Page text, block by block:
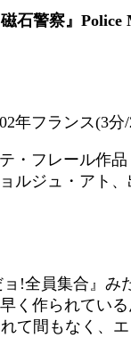
磁石警察』Police
年フランス(3分
・フレール作
ルジュ・アト
!全員集合』み
く作られてい
て間もなく、